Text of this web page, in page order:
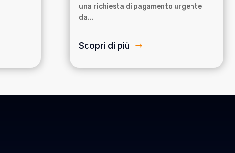
una richiesta di pagamento urgente
da...
Scopri di più